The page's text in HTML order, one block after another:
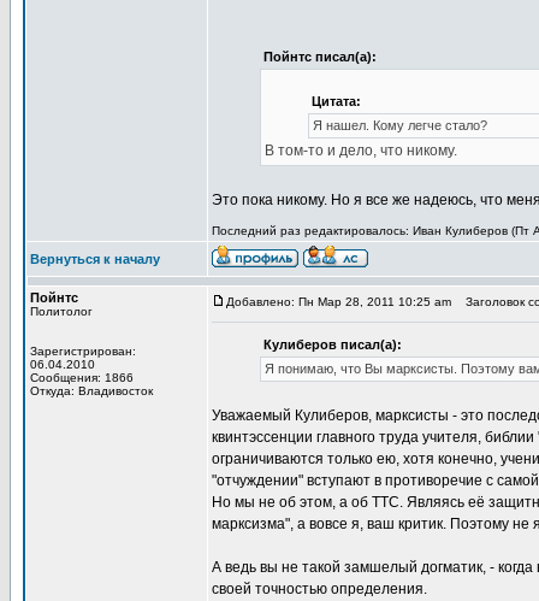
Пойнтс писал(а):
Цитата:
Я нашел. Кому легче стало?
В том-то и дело, что никому.
Это пока никому. Но я все же надеюсь, что
Последний раз редактировалось: Иван Кулиберов (Пт
Вернуться к началу
Пойнтс
Политолог
Зарегистрирован:
06.04.2010
Сообщения: 1866
Откуда: Владивосток
Добавлено: Пн Мар 28, 2011 10:25 am Заголовок
Кулиберов писал(а):
Я понимаю, что Вы марксисты. Поэтому
Уважаемый Кулиберов, марксисты - это
квинтэссенции главного труда учителя,
ограничиваются только ею, хотя конечно,
"отчуждении" вступают в противоречие с
Но мы не об этом, а об ТТС. Являясь её
марксизма", а вовсе я, ваш критик. Поэтому
А ведь вы не такой замшелый догматик, -
своей точностью определения.